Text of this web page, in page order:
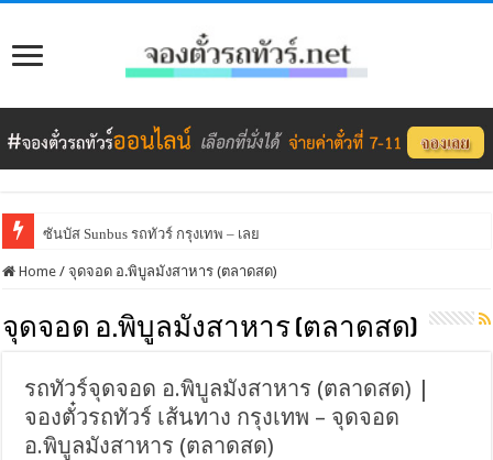
ซันบัส Sunbus รถทัวร์ กรุงเทพ – เลย
Home / จุดจอด อ.พิบูลมังสาหาร (ตลาดสด)
จุดจอด อ.พิบูลมังสาหาร (ตลาดสด)
รถทัวร์จุดจอด อ.พิบูลมังสาหาร (ตลาดสด) |
จองตั๋วรถทัวร์ เส้นทาง กรุงเทพ – จุดจอด
อ.พิบูลมังสาหาร (ตลาดสด)